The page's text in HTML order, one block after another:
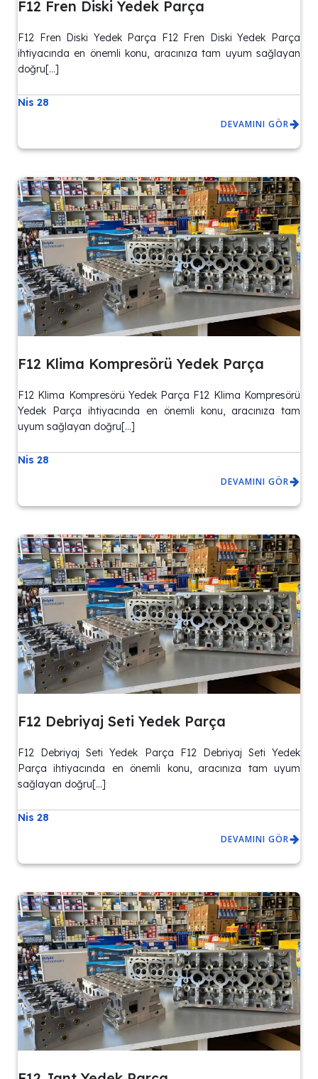
F12 Fren Diski Yedek Parça
F12 Fren Diski Yedek Parça F12 Fren Diski Yedek Parça
ihtiyacında en önemli konu, aracınıza tam uyum sağlayan
doğru[…]
Nis 28
DEVAMINI GÖR
F12 Klima Kompresörü Yedek Parça
F12 Klima Kompresörü Yedek Parça F12 Klima Kompresörü
Yedek Parça ihtiyacında en önemli konu, aracınıza tam
uyum sağlayan doğru[…]
Nis 28
DEVAMINI GÖR
F12 Debriyaj Seti Yedek Parça
F12 Debriyaj Seti Yedek Parça F12 Debriyaj Seti Yedek
Parça ihtiyacında en önemli konu, aracınıza tam uyum
sağlayan doğru[…]
Nis 28
DEVAMINI GÖR